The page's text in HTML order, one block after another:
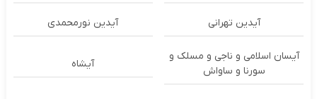
آیدین تهرانی آیدین نورمحمدی
آیسان اسلامی و ناجی و مسلک و
سورنا و ساواش
آیشاه